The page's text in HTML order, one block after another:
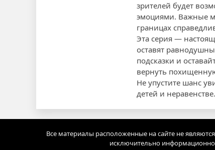
зрителей будет
эмоциями. Важные
границах
Эта серия —
оставят
подсказки и
вернуть
Не упустите шанс
детей и неравенстве.
Все материалы расположенные на сайте не
исключительно